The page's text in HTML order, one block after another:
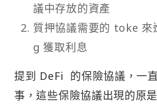
議中存放的資產
質押協議需要的 toke
g 獲取利息
提到 DeFi 的保險協議，一
事，這些保險協議出現的原